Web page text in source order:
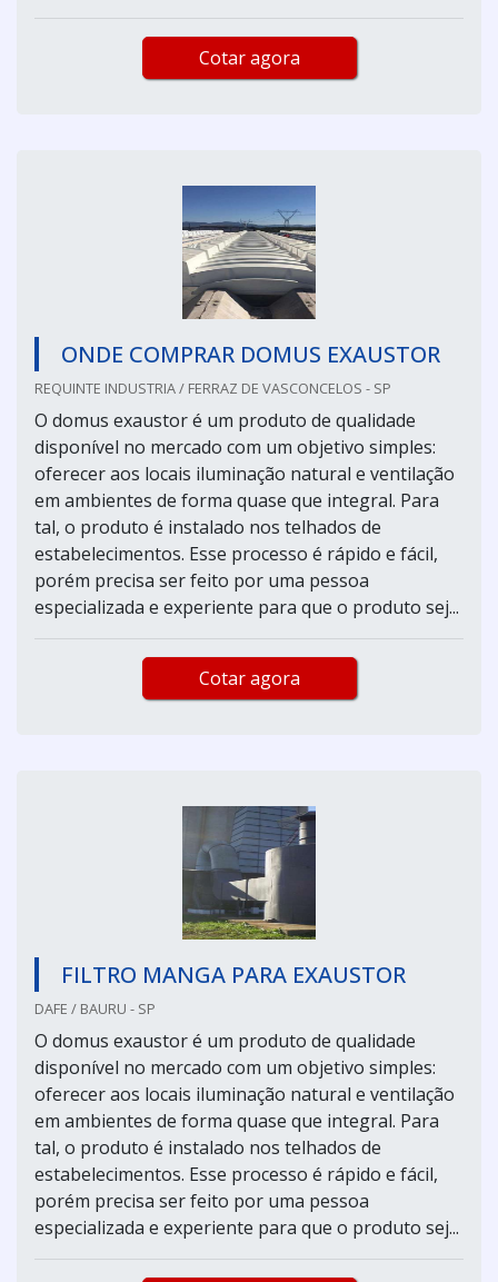
Cotar agora
ONDE COMPRAR DOMUS EXAUSTOR
REQUINTE INDUSTRIA / FERRAZ DE VASCONCELOS - SP
O domus exaustor é um produto de qualidade
disponível no mercado com um objetivo simples:
oferecer aos locais iluminação natural e ventilação
em ambientes de forma quase que integral. Para
tal, o produto é instalado nos telhados de
estabelecimentos. Esse processo é rápido e fácil,
porém precisa ser feito por uma pessoa
especializada e experiente para que o produto sej...
Cotar agora
FILTRO MANGA PARA EXAUSTOR
DAFE / BAURU - SP
O domus exaustor é um produto de qualidade
disponível no mercado com um objetivo simples:
oferecer aos locais iluminação natural e ventilação
em ambientes de forma quase que integral. Para
tal, o produto é instalado nos telhados de
estabelecimentos. Esse processo é rápido e fácil,
porém precisa ser feito por uma pessoa
especializada e experiente para que o produto sej...